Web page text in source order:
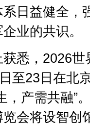
日益健全，
业的共识。
悉，2026世
至23日在北
，产需共融”
会将设智创